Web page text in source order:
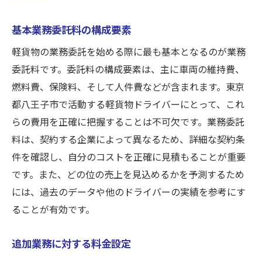
基本業務委託料の構成要素
軽貨物の業務委託を始める際に最も基本となるのが業務
委託料です。委託料の構成要素は、主に車両の維持費、
燃料費、保険料、そして人件費などが含まれます。東京
都八王子市で活動する軽貨物ドライバーにとって、これ
らの費用を正確に把握することは不可欠です。業務委託
料は、契約する企業によって異なるため、詳細な契約条
件を確認し、自分のコストを正確に見積もることが重要
です。また、どの位の売上を見込めるかを予測するため
には、過去のデータや他のドライバーの実績を参考にす
ることが有効です。
追加業務に対する料金設定